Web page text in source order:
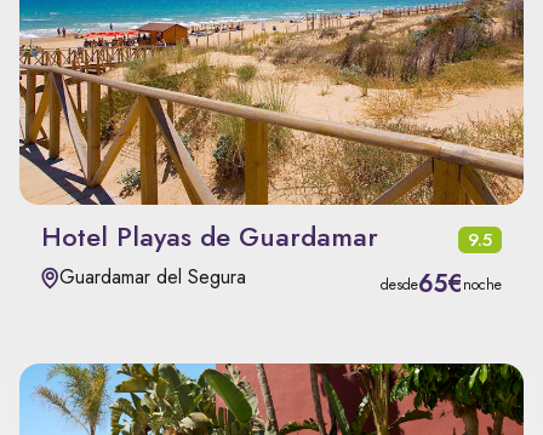
Hotel Playas de Guardamar 9.5
Guardamar del Segura desde65€noche